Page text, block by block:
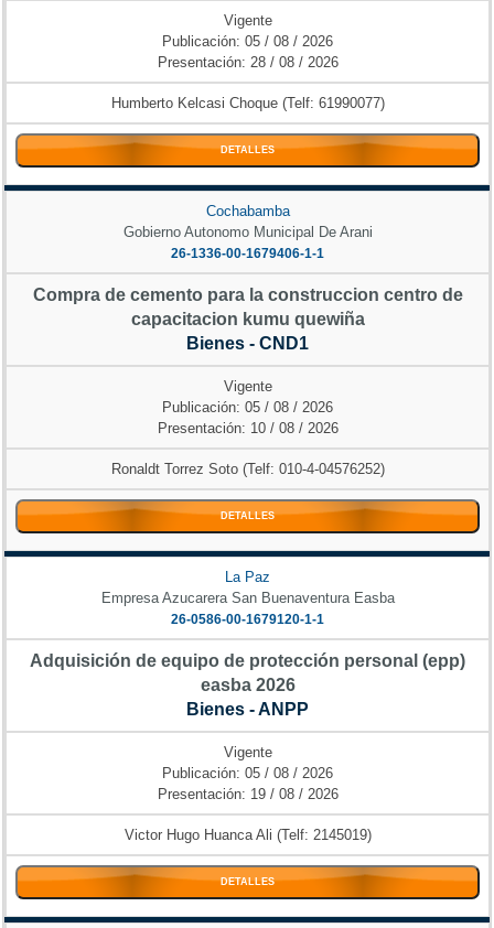
Vigente
Publicación: 05 / 08 / 2026
Presentación: 28 / 08 / 2026
Humberto Kelcasi Choque (Telf: 61990077)
DETALLES
Cochabamba
Gobierno Autonomo Municipal De Arani
26-1336-00-1679406-1-1
Compra de cemento para la construccion centro de
capacitacion kumu quewiña
Bienes - CND1
Vigente
Publicación: 05 / 08 / 2026
Presentación: 10 / 08 / 2026
Ronaldt Torrez Soto (Telf: 010-4-04576252)
DETALLES
La Paz
Empresa Azucarera San Buenaventura Easba
26-0586-00-1679120-1-1
Adquisición de equipo de protección personal (epp)
easba 2026
Bienes - ANPP
Vigente
Publicación: 05 / 08 / 2026
Presentación: 19 / 08 / 2026
Victor Hugo Huanca Ali (Telf: 2145019)
DETALLES